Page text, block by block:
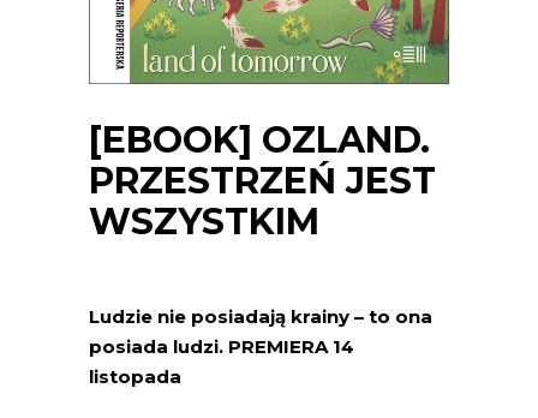
[EBOOK] OZLAND.
PRZESTRZEŃ JEST
WSZYSTKIM
Ludzie nie posiadają krainy – to ona
posiada ludzi. PREMIERA 14
listopada